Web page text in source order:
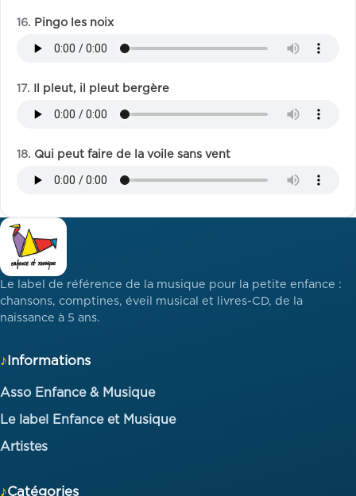
Pingo les noix
Il pleut, il pleut bergère
Qui peut faire de la voile sans vent
Le label de référence de la musique pour la petite enfance :
chansons, comptines, éveil musical et livres-CD, de la
naissance à 5 ans.
Informations
Asso Enfance & Musique
Le label Enfance et Musique
Artistes
Catégories